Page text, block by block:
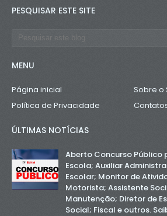
PESQUISAR ESTE SITE
MENU
Página inicial
Sobre o
Política de Privacidade
ÚLTIMAS NOTÍCIAS
Aberto Concurso Público
Escola; Auxiliar
Escolar; Monitor de
Motorista; Assistente
Manutenção; Diretor de
Social; Fiscal e outros.